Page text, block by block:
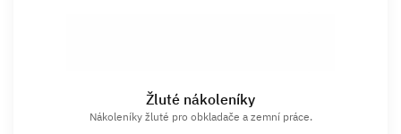
Žluté nákoleníky
Nákoleníky žluté pro obkladače a zemní práce.